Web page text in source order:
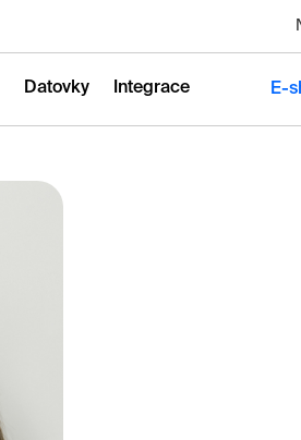
Datovky Integrace E-